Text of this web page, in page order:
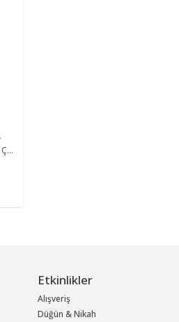
Etkinlikler
Alışveriş
Düğün & Nikah